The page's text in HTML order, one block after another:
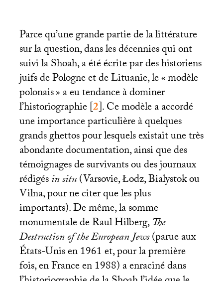
Parce qu’une grande partie de la littérature
sur la question, dans les décennies qui ont
suivi la Shoah, a été écrite par des historiens
juifs de Pologne et de Lituanie, le «modèle
polonais» a eu tendance à dominer
l’historiographie[2]. Ce modèle a accordé
une importance particulière à quelques
grands ghettos pour lesquels existait une très
abondante documentation, ainsi que des
témoignages de survivants ou des journaux
rédigésin situ(Varsovie, Łodz, Bialystok ou
Vilna, pour ne citer que les plus
importants). De même, la somme
monumentale de Raul Hilberg,The
Destruction of the European Jews(parue aux
États-Unis en 1961 et, pour la première
fois, en France en 1988) a enraciné dans